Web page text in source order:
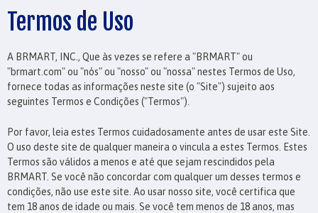
Termos de Uso
A BRMART, INC., Que às vezes se refere a "BRMART" ou
"brmart.com" ou "nós" ou "nosso" ou "nossa" nestes Termos de Uso,
fornece todas as informações neste site (o "Site") sujeito aos
seguintes Termos e Condições ("Termos").
Por favor, leia estes Termos cuidadosamente antes de usar este Site.
O uso deste site de qualquer maneira o vincula a estes Termos. Estes
Termos são válidos a menos e até que sejam rescindidos pela
BRMART. Se você não concordar com qualquer um desses termos e
condições, não use este site. Ao usar nosso site, você certifica que
tem 18 anos de idade ou mais. Se você tem menos de 18 anos, mas